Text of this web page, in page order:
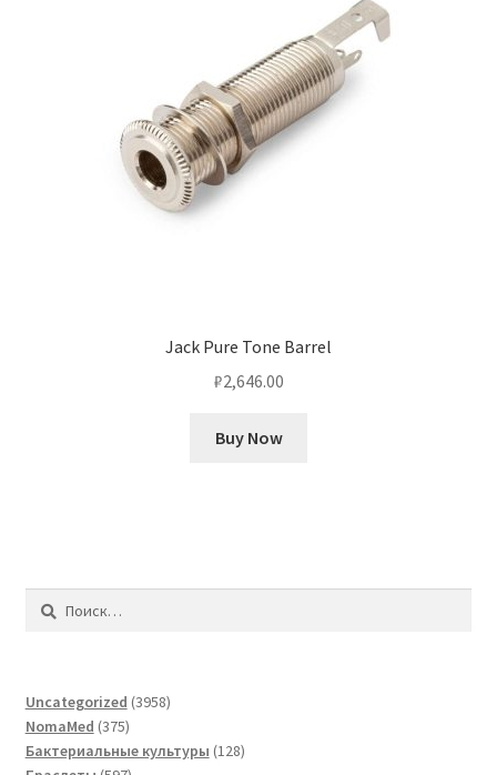
Jack Pure Tone Barrel
₽2,646.00
Buy Now
Найти:
Uncategorized 39583958
NomaMed 375375
товаров
Бактериальные культуры 128128